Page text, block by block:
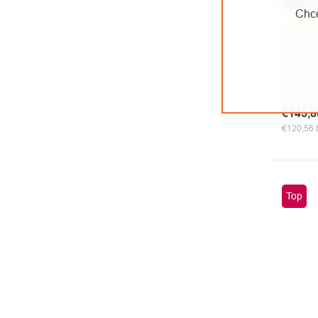
€120,56
Top